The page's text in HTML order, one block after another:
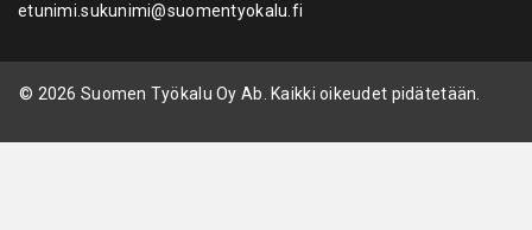
etunimi.sukunimi@suomentyokalu.fi
© 2026 Suomen Työkalu Oy Ab. Kaikki oikeudet pidätetään.